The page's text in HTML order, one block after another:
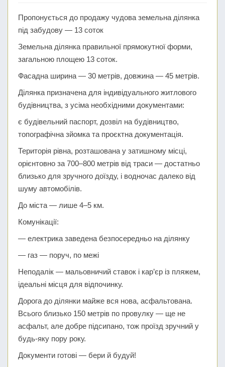
Пропонується до продажу чудова земельна ділянка
під забудову — 13 соток
Земельна ділянка правильної прямокутної форми,
загальною площею 13 соток.
Фасадна ширина — 30 метрів, довжина — 45 метрів.
Ділянка призначена для індивідуального житлового
будівництва, з усіма необхідними документами:
є будівельний паспорт, дозвіл на будівництво,
топографічна зйомка та проєктна документація.
Територія рівна, розташована у затишному місці,
орієнтовно за 700–800 метрів від траси — достатньо
близько для зручного доїзду, і водночас далеко від
шуму автомобілів.
До міста — лише 4–5 км.
Комунікації:
— електрика заведена безпосередньо на ділянку
— газ — поруч, по межі
Неподалік — мальовничий ставок і кар’єр із пляжем,
ідеальні місця для відпочинку.
Дорога до ділянки майже вся нова, асфальтована.
Всього близько 150 метрів по провулку — ще не
асфальт, але добре підсипано, тож проїзд зручний у
будь-яку пору року.
Документи готові — бери й будуй!